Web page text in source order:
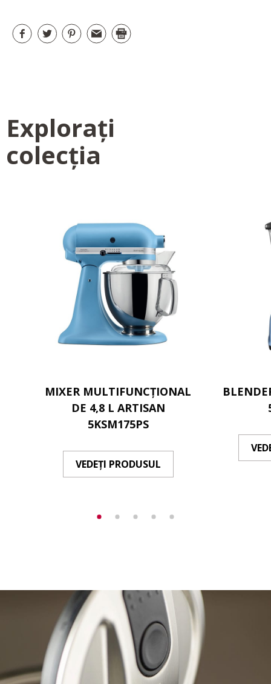
Explorați
colecția
MIXER MULTIFUNCȚIONAL
DE 4,8 L ARTISAN
5KSM175PS
VEDEȚI PRODUSUL